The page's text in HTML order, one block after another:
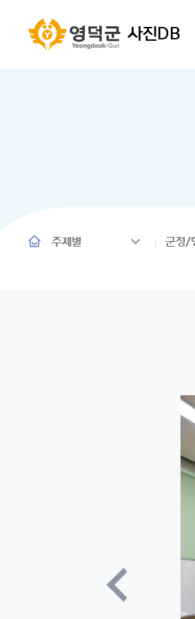
사진DB
주제별 군정/